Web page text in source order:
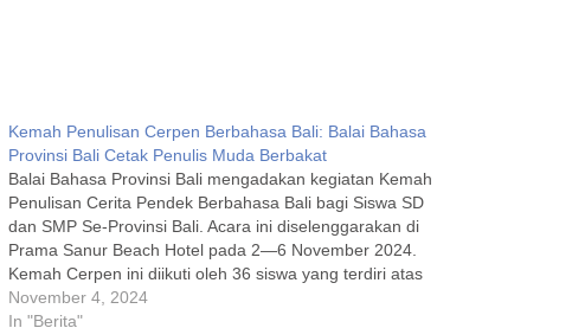
Kemah Penulisan Cerpen Berbahasa Bali: Balai Bahasa
Provinsi Bali Cetak Penulis Muda Berbakat
Balai Bahasa Provinsi Bali mengadakan kegiatan Kemah
Penulisan Cerita Pendek Berbahasa Bali bagi Siswa SD
dan SMP Se-Provinsi Bali. Acara ini diselenggarakan di
Prama Sanur Beach Hotel pada 2—6 November 2024.
Kemah Cerpen ini diikuti oleh 36 siswa yang terdiri atas
18 siswa SMP dan 18 siswa SD. Seluruh peserta…
November 4, 2024
In "Berita"